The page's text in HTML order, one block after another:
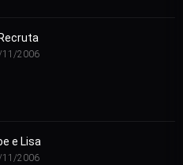
11/2006
e Lisa
11/2006